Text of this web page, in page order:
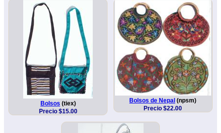
Bolsos (tiex)
Precio $15.00
Bolsos de Nepal (npsm)
Precio $22.00